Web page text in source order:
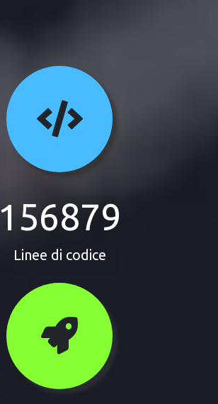
156879
Linee di codice